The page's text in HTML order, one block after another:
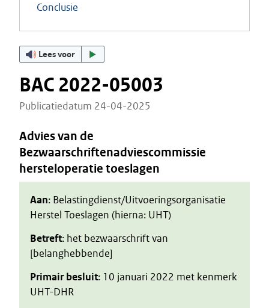
Conclusie
Lees voor
BAC 2022-05003
Publicatiedatum 24-04-2025
Advies van de
Bezwaarschriftenadviescommissie
hersteloperatie toeslagen
Aan: Belastingdienst/Uitvoeringsorganisatie
Herstel Toeslagen (hierna: UHT)
Betreft: het bezwaarschrift van
[belanghebbende]
Primair besluit: 10 januari 2022 met kenmerk
UHT-DHR